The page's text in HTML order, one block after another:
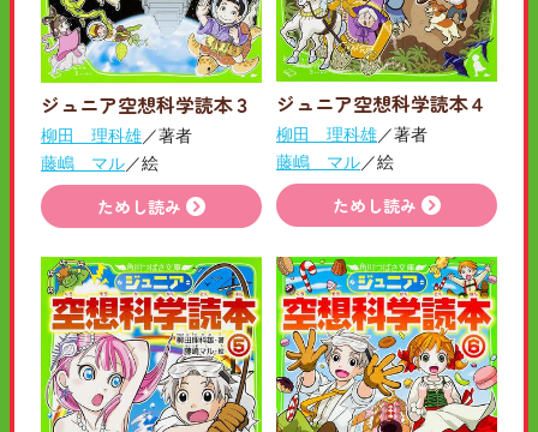
ジュニア空想科学読本３
柳田 理科雄／著者
藤嶋 マル／絵
ためし読み
ジュニア空想科学読本４
柳田 理科雄／著者
藤嶋 マル／絵
ためし読み